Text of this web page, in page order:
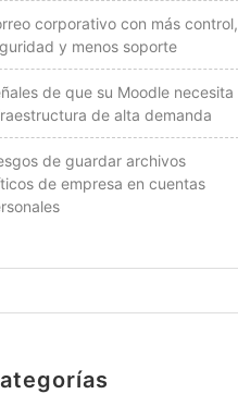
corporativo con más control,
y menos soporte
de que su Moodle necesita
de alta demanda
de guardar archivos
de empresa en cuentas